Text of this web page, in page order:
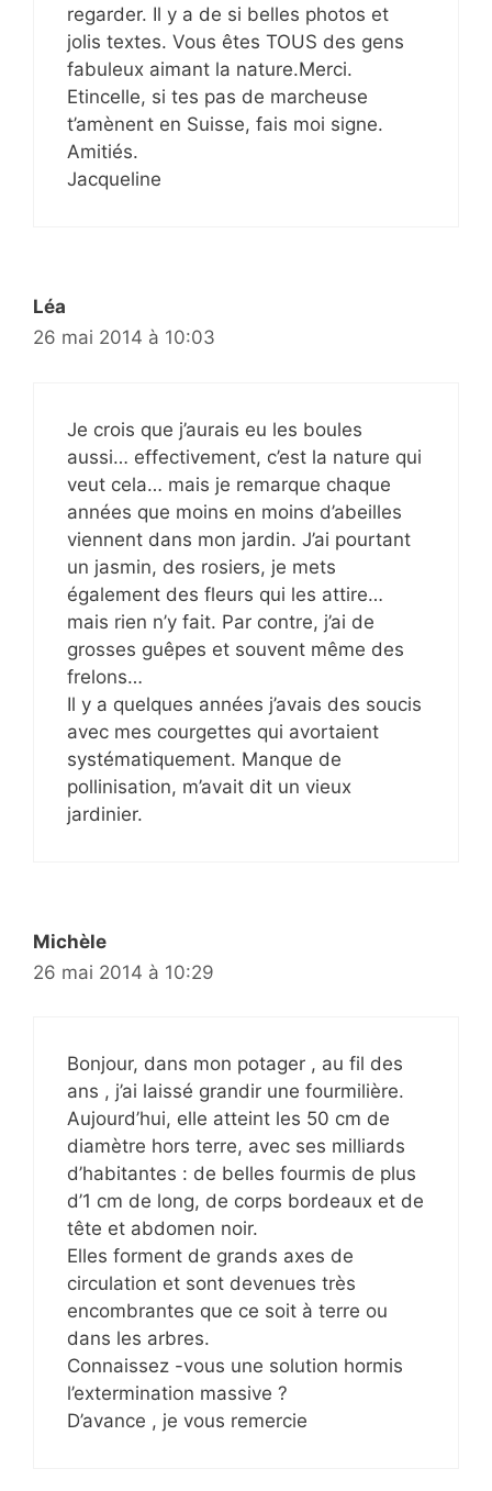
regarder. Il y a de si belles photos et
jolis textes. Vous êtes TOUS des gens
fabuleux aimant la nature.Merci.
Etincelle, si tes pas de marcheuse
t’amènent en Suisse, fais moi signe.
Amitiés.
Jacqueline
Léa
26 mai 2014 à 10:03
Je crois que j’aurais eu les boules
aussi… effectivement, c’est la nature qui
veut cela… mais je remarque chaque
années que moins en moins d’abeilles
viennent dans mon jardin. J’ai pourtant
un jasmin, des rosiers, je mets
également des fleurs qui les attire…
mais rien n’y fait. Par contre, j’ai de
grosses guêpes et souvent même des
frelons…
Il y a quelques années j’avais des soucis
avec mes courgettes qui avortaient
systématiquement. Manque de
pollinisation, m’avait dit un vieux
jardinier.
Michèle
26 mai 2014 à 10:29
Bonjour, dans mon potager , au fil des
ans , j’ai laissé grandir une fourmilière.
Aujourd’hui, elle atteint les 50 cm de
diamètre hors terre, avec ses milliards
d’habitantes : de belles fourmis de plus
d’1 cm de long, de corps bordeaux et de
tête et abdomen noir.
Elles forment de grands axes de
circulation et sont devenues très
encombrantes que ce soit à terre ou
dans les arbres.
Connaissez -vous une solution hormis
l’extermination massive ?
D’avance , je vous remercie